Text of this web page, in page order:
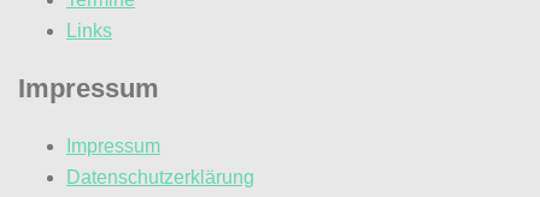
Links
Impressum
Impressum
Datenschutzerklärung